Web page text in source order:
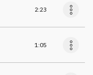
2:23
1:05